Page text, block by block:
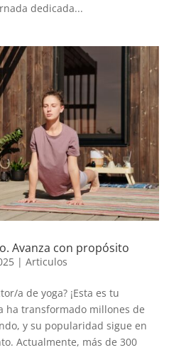
dedicada...
Avanza con propósito
| Articulos
a de yoga? ¡Esta es tu
ha transformado millones de
y su popularidad sigue en
Actualmente, más de 300